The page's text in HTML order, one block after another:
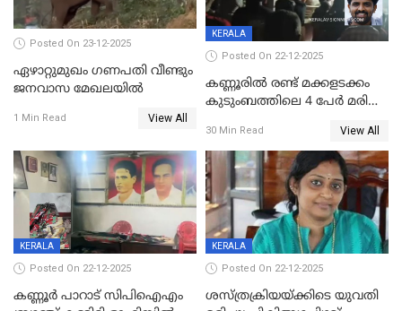
Posted On 23-12-2025
ഏഴാറ്റുമുഖം ഗണപതി വീണ്ടും
ജനവാസ മേഖലയിൽ
1 Min Read View All
KERALA
Posted On 22-12-2025
കണ്ണൂരിൽ രണ്ട് മക്കളടക്കം
കുടുംബത്തിലെ 4 പേർ മരിച്ച
30 Min Read View All
KERALA
Posted On 22-12-2025
കണ്ണൂർ പാറാട് സിപിഐഎം
KERALA
Posted On 22-12-2025
ശസ്ത്രക്രിയയ്‌ക്കിടെ യുവതി